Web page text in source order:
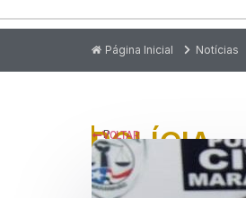
Página Inicial Notícias
P
u
bl
ic
POLÍCIA
CIVIL
VOLTAR